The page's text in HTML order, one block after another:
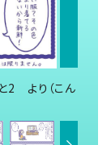
2 より（こん